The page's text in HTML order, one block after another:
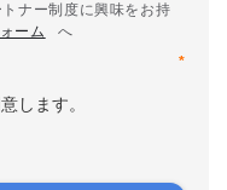
ナー制度に興味をお持
ーム
へ
*
します。